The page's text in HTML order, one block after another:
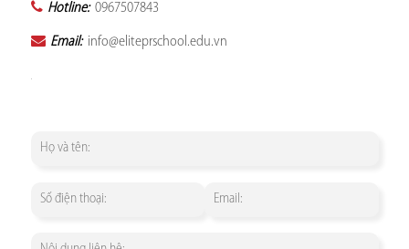
Hotline: 0967507843
Email: info@eliteprschool.edu.vn